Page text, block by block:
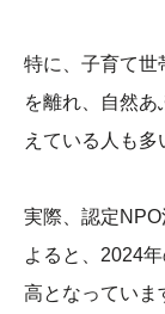
特に、子育て世
を離れ、自然
えている人も多
実際、認定
よると、2024
高となっていま